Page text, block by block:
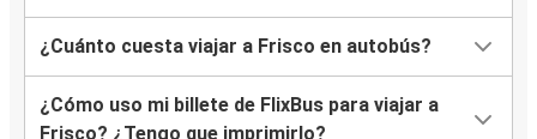
¿Cuánto cuesta viajar a Frisco en autobús?
¿Cómo uso mi billete de FlixBus para viajar a
Frisco? ¿Tengo que imprimirlo?